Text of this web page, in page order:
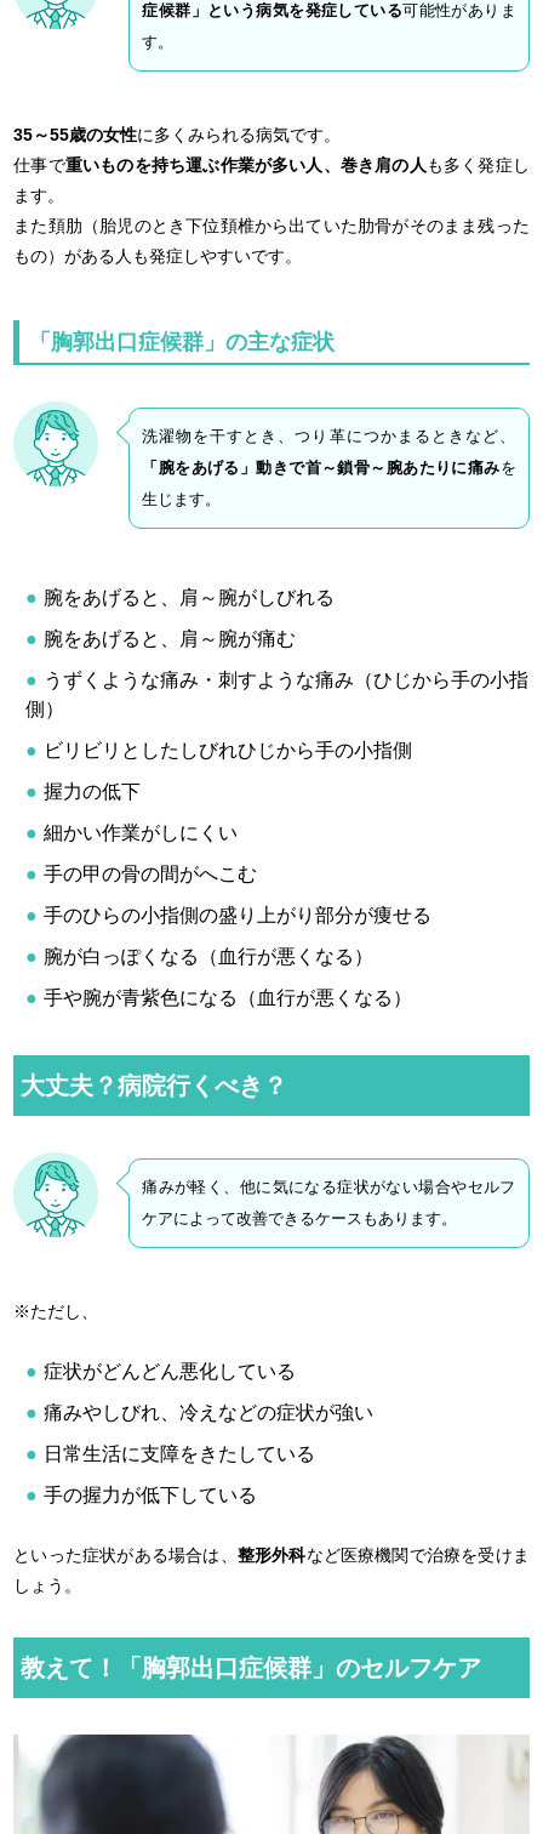
症候群」という病気を発症している可能性がありま
す。
35～55歳の女性に多くみられる病気です。
仕事で重いものを持ち運ぶ作業が多い人、巻き肩の人も多く発症し
ます。
また頚肋（胎児のとき下位頚椎から出ていた肋骨がそのまま残った
もの）がある人も発症しやすいです。
「胸郭出口症候群」の主な症状
洗濯物を干すとき、つり革につかまるときなど、
「腕をあげる」動きで首～鎖骨～腕あたりに痛みを
生じます。
腕をあげると、肩～腕がしびれる
腕をあげると、肩～腕が痛む
うずくような痛み・刺すような痛み（ひじから手の小指
側）
ビリビリとしたしびれひじから手の小指側
握力の低下
細かい作業がしにくい
手の甲の骨の間がへこむ
手のひらの小指側の盛り上がり部分が痩せる
腕が白っぽくなる（血行が悪くなる）
手や腕が青紫色になる（血行が悪くなる）
大丈夫？病院行くべき？
痛みが軽く、他に気になる症状がない場合やセルフ
ケアによって改善できるケースもあります。
※ただし、
症状がどんどん悪化している
痛みやしびれ、冷えなどの症状が強い
日常生活に支障をきたしている
手の握力が低下している
といった症状がある場合は、 整形外科など医療機関で治療を受けま
しょう。
教えて！「胸郭出口症候群」のセルフケア